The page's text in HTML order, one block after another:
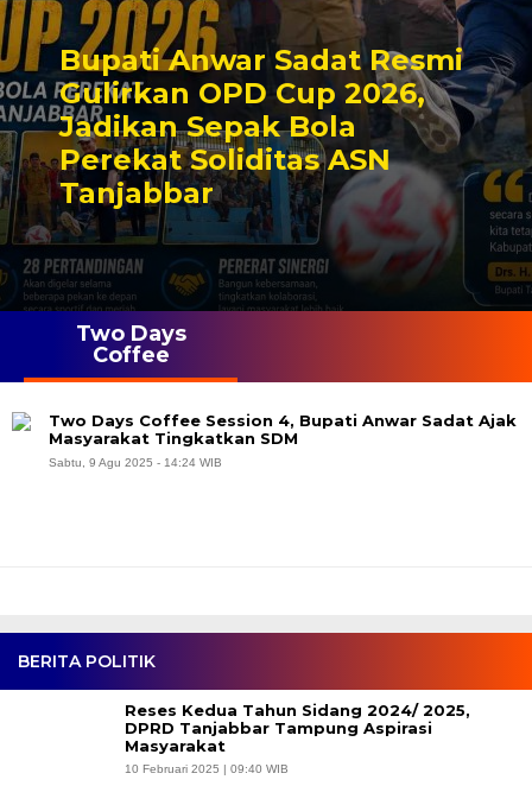
Bupati Anwar Sadat Resmi
Gulirkan OPD Cup 2026,
Jadikan Sepak Bola
Perekat Soliditas ASN
Tanjabbar
BERITA POLITIK
Reses Kedua Tahun Sidang 2024/ 2025,
DPRD Tanjabbar Tampung Aspirasi
Masyarakat
10 Februari 2025 | 09:40 WIB
Two Days
Coffee
Two Days Coffee Session 4, Bupati Anwar Sadat Ajak
Masyarakat Tingkatkan SDM
Sabtu, 9 Agu 2025 - 14:24 WIB